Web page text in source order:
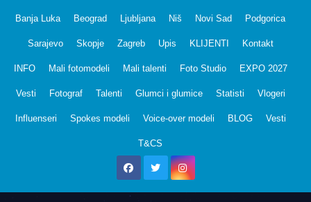
Banja Luka Beograd Ljubljana Niš Novi Sad Podgorica
Sarajevo Skopje Zagreb Upis KLIJENTI Kontakt
INFO Mali fotomodeli Mali talenti Foto Studio EXPO 2027
Vesti Fotograf Talenti Glumci i glumice Statisti Vlogeri
Influenseri Spokes modeli Voice-over modeli BLOG Vesti
T&CS